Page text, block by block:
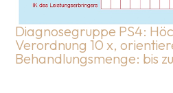
Diagnosegruppe PS4:
Verordnung 10 x,
Behandlungsmenge: bis